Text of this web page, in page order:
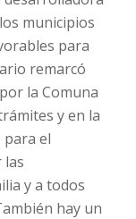
municipios
para
remarcó
la Comuna
y en la
el
las
y a todos
hay un